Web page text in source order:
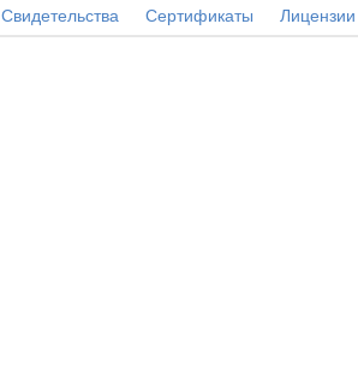
Свидетельства Сертификаты Лицензии